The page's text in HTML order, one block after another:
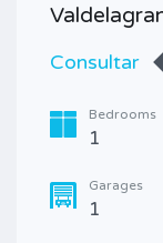
Consultar
Bedrooms
1
Garages
1